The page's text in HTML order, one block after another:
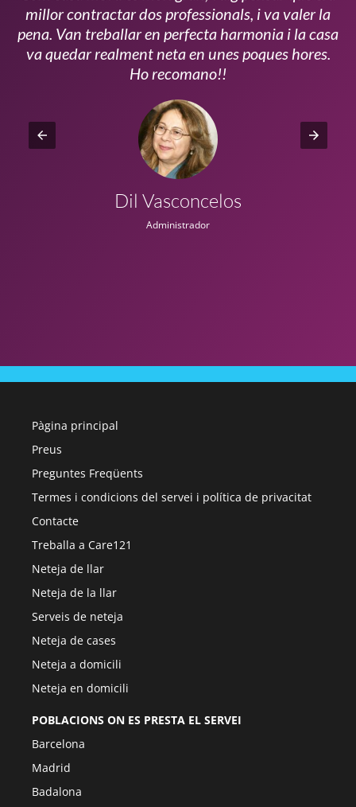
millor contractar dos professionals, i va valer la
pena. Van treballar en perfecta harmonia i la casa
va quedar realment neta en unes poques hores.
Ho recomano!!
Dil Vasconcelos
Administrador
Pàgina principal
Preus
Preguntes Freqüents
Termes i condicions del servei i política de privacitat
Contacte
Treballa a Care121
Neteja de llar
Neteja de la llar
Serveis de neteja
Neteja de cases
Neteja a domicili
Neteja en domicili
POBLACIONS ON ES PRESTA EL SERVEI
Barcelona
Madrid
Badalona